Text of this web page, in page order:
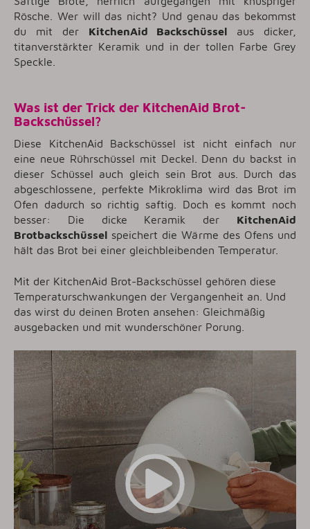
Rösche. Wer will das nicht? Und genau das bekommst
du mit der KitchenAid Backschüssel aus dicker,
titanverstärkter Keramik und in der tollen Farbe Grey
Speckle.
Was ist der Trick der KitchenAid Brot-
Backschüssel?
Diese KitchenAid Backschüssel ist nicht einfach nur
eine neue Rührschüssel mit Deckel. Denn du backst in
dieser Schüssel auch gleich sein Brot aus. Durch das
abgeschlossene, perfekte Mikroklima wird das Brot im
Ofen dadurch so richtig saftig. Doch es kommt noch
besser: Die dicke Keramik der KitchenAid
Brotbackschüssel speichert die Wärme des Ofens und
hält das Brot bei einer gleichbleibenden Temperatur.
Mit der KitchenAid Brot-Backschüssel gehören diese
Temperaturschwankungen der Vergangenheit an. Und
das wirst du deinen Broten ansehen: Gleichmäßig
ausgebacken und mit wunderschöner Porung.